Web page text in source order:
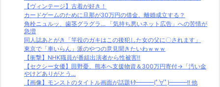
【ヴィンテージ】古着が好き！
カードゲームのために旦那が30万円の借金。離婚成立する？
角栓ニュルッ、歯茎グラグラ… 「気持ち悪いネット広告」への苦情が
急増
同人誌あとがき「竿役のガキはこの後犯した女の父に〇されます」
東京で「車いらん」派のやつの意見聞きたいわｗｗｗ
【衝撃】NHK職員が番組出演者から性被害‼
【セクシー女優】田野憂、熊本へ支援物資＆300万円寄付→「汚い金
やけどありがとう...
【画像】モンストのタイトル画面が話題ｷﾀ━━━(ﾟ∀ﾟ)━━━!! 他